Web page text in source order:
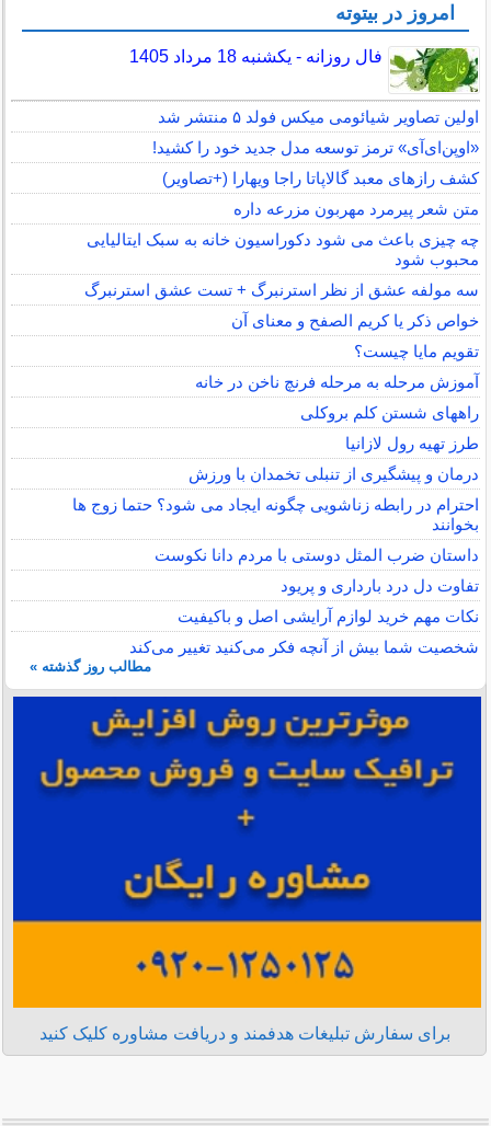
امروز در بیتوته
فال روزانه - یکشنبه 18 مرداد 1405
اولین تصاویر شیائومی میکس فولد ۵ منتشر شد
«اوپن‌ای‌آی» ترمز توسعه مدل جدید خود را کشید!
کشف رازهای معبد گالاپاتا راجا ویهارا (+تصاویر)
متن شعر پیرمرد مهربون مزرعه داره
چه چیزی باعث می شود دکوراسیون خانه به سبک ایتالیایی
محبوب شود
سه مولفه عشق از نظر استرنبرگ + تست عشق استرنبرگ
خواص ذکر یا کریم الصفح و معنای آن
تقویم مایا چیست؟
آموزش مرحله به مرحله فرنچ ناخن در خانه
راههای شستن کلم بروکلی
طرز تهیه رول لازانیا
درمان و پیشگیری از تنبلی تخمدان با ورزش
احترام در رابطه زناشویی چگونه ایجاد می شود؟ حتما زوج ها
بخوانند
داستان ضرب المثل دوستی با مردم دانا نكوست
تفاوت دل درد بارداری و پریود
نکات مهم خرید لوازم آرایشی اصل و باکیفیت
شخصیت شما بیش از آنچه فکر می‌کنید تغییر می‌کند
مطالب روز گذشته »
برای سفارش تبلیغات هدفمند و دریافت مشاوره کلیک کنید